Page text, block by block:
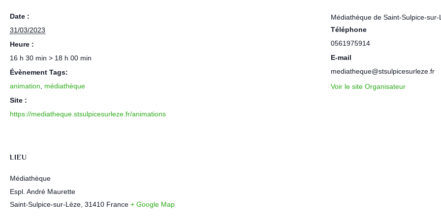
Date :
31/03/2023
Heure :
16 h 30 min > 18 h 00 min
Évènement Tags:
animation
médiathèque
Site :
https://mediatheque.stsulpicesurleze.fr/animations
Médiathèque de Saint-Sulpice-sur-
Téléphone
0561975914
E-mail
mediatheque@stsulpicesurleze.fr
Voir le site Organisateur
LIEU
Médiathèque
Espl. André Maurette
Saint-Sulpice-sur-Lèze 31410 France + Google Map